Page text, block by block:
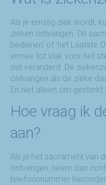
Als je ernstig ziek wordt,
zieken ontvangen. Dit
bedienen' of 'het Laatste
ermee tot vlak voor het
dat veranderd. De
ontvangen als de zieke
En niet alleen om
Hoe vraag ik
aan?
Als je het sacrament van
ontvangen, neem dan
telefoonnummer